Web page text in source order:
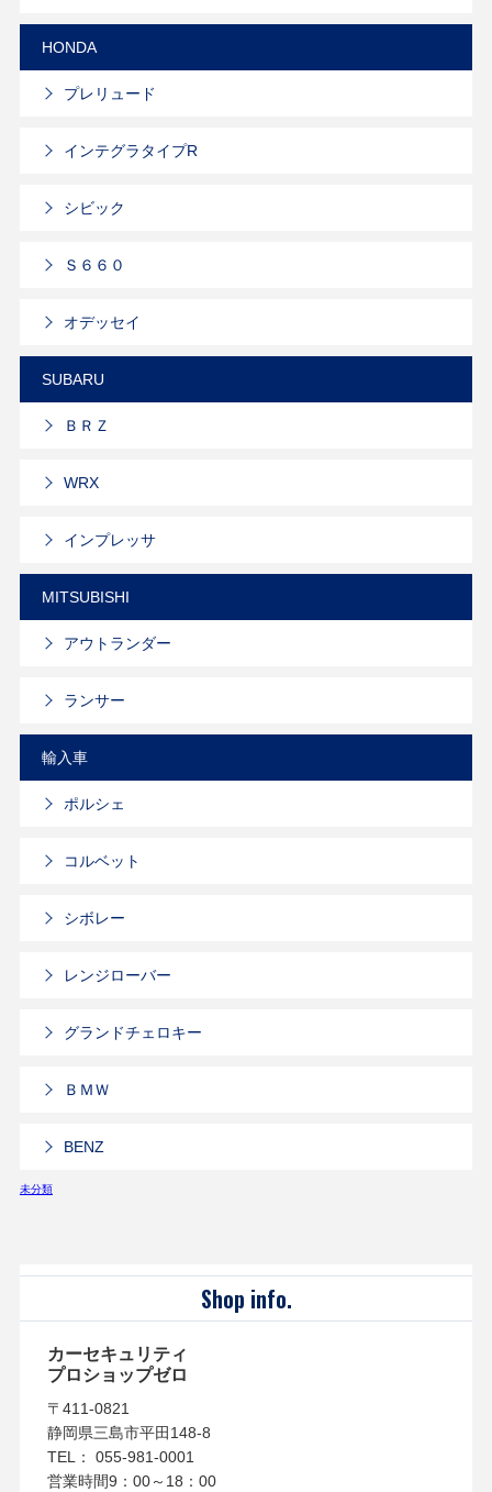
HONDA
プレリュード
インテグラタイプR
シビック
Ｓ６６０
オデッセイ
SUBARU
ＢＲＺ
WRX
インプレッサ
MITSUBISHI
アウトランダー
ランサー
輸入車
ポルシェ
コルベット
シボレー
レンジローバー
グランドチェロキー
ＢＭＷ
BENZ
未分類
Shop info.
カーセキュリティ
プロショップゼロ
〒411-0821
静岡県三島市平田148-8
TEL： 055-981-0001
営業時間9：00～18：00